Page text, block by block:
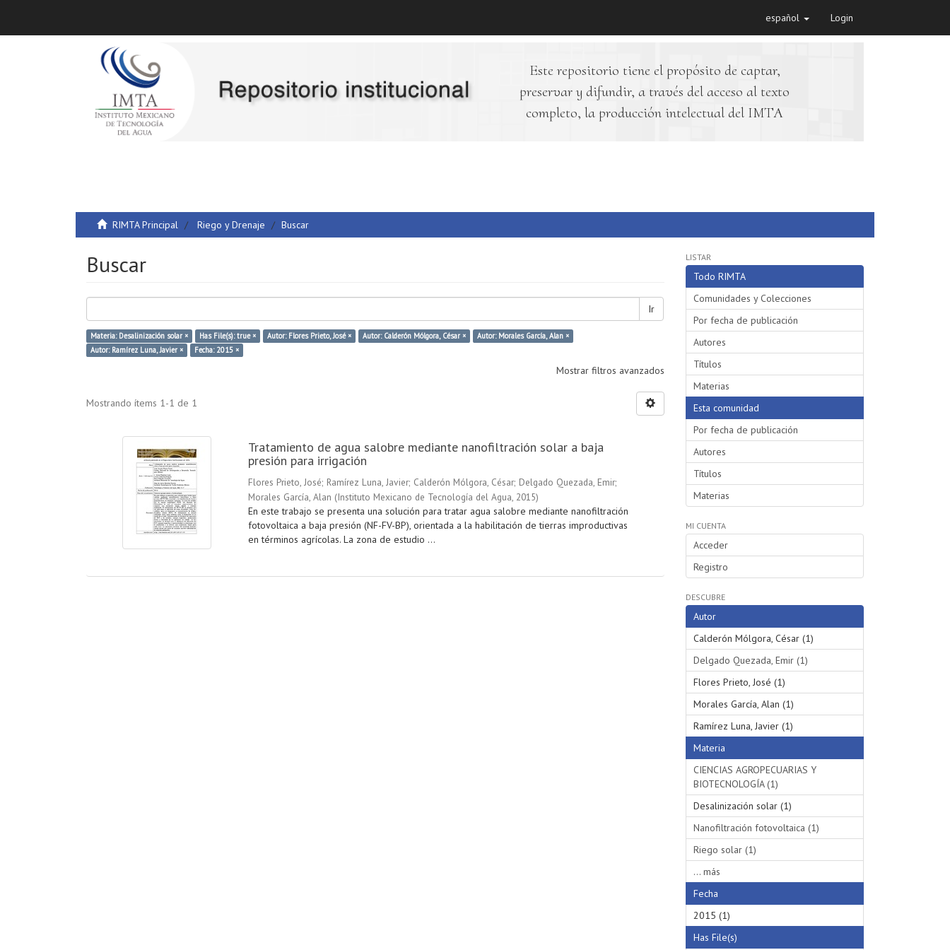
español Login
Este repositorio tiene el propósito de captar,
preservar y difundir, a través del acceso al texto
completo, la producción intelectual del IMTA
RIMTA Principal Riego y Drenaje Buscar
Buscar
Ir
Materia: Desalinización solar × Has File(s): true × Autor: Flores Prieto, José × Autor: Calderón Mólgora, César ×
Autor: Morales García, Alan ×
Autor: Ramírez Luna, Javier ×
Fecha: 2015 ×
Mostrar filtros avanzados
Mostrando ítems 1-1 de 1
Tratamiento de agua salobre mediante nanofiltración solar a baja
presión para irrigación
Flores Prieto, José; Ramírez Luna, Javier; Calderón Mólgora, César; Delgado Quezada, Emir;
Morales García, Alan (Instituto Mexicano de Tecnología del Agua, 2015)
En este trabajo se presenta una solución para tratar agua salobre mediante nanofiltración
fotovoltaica a baja presión (NF-FV-BP), orientada a la habilitación de tierras improductivas
en términos agrícolas. La zona de estudio ...
LISTAR
Todo RIMTA
Comunidades y Colecciones
Por fecha de publicación
Autores
Títulos
Materias
Esta comunidad
Por fecha de publicación
Autores
Títulos
Materias
MI CUENTA
Acceder
Registro
DESCUBRE
Autor
Calderón Mólgora, César (1)
Delgado Quezada, Emir (1)
Flores Prieto, José (1)
Morales García, Alan (1)
Ramírez Luna, Javier (1)
Materia
CIENCIAS AGROPECUARIAS Y
BIOTECNOLOGÍA (1)
Desalinización solar (1)
Nanofiltración fotovoltaica (1)
Riego solar (1)
... más
Fecha
2015 (1)
Has File(s)